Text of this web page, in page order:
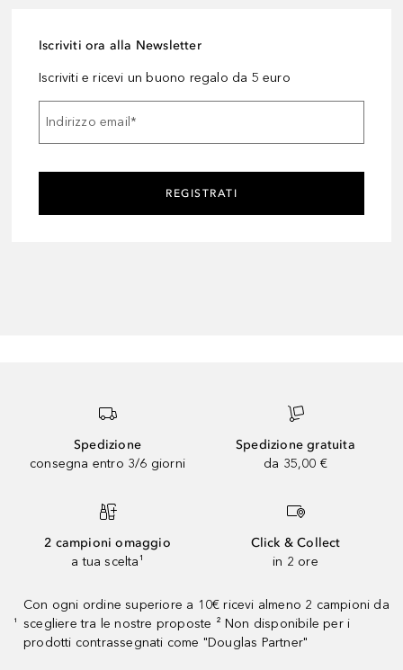
Iscriviti ora alla Newsletter
Iscriviti e ricevi un buono regalo da 5 euro
Indirizzo email *
REGISTRATI
Spedizione
consegna entro 3/6 giorni
Spedizione gratuita
da 35,00 €
2 campioni omaggio
a tua scelta¹
Click & Collect
in 2 ore
¹
Con ogni ordine superiore a 10€ ricevi almeno 2 campioni da
scegliere tra le nostre proposte ² Non disponibile per i
prodotti contrassegnati come "Douglas Partner"